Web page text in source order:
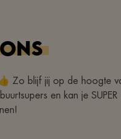
ONS
Zo blijf jij op de hoogte
en kan je SUPER